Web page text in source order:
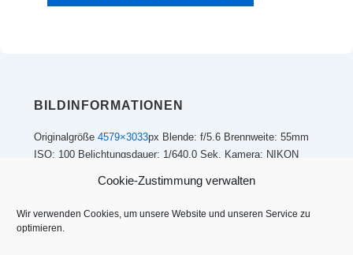
Cookie-Zustimmung verwalten
Wir verwenden Cookies, um unsere Website und unseren Service zu
optimieren.
BILDINFORMATIONEN
Originalgröße 4579×3033px Blende: f/5.6 Brennweite: 55mm
ISO: 100 Belichtungsdauer: 1/640.0 Sek. Kamera: NIKON